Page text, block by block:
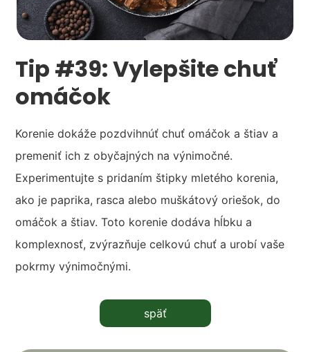
Tip #39: Vylepšite chuť
omáčok
Korenie dokáže pozdvihnúť chuť omáčok a štiav a
premeniť ich z obyčajných na výnimočné.
Experimentujte s pridaním štipky mletého korenia,
ako je paprika, rasca alebo muškátový oriešok, do
omáčok a štiav. Toto korenie dodáva hĺbku a
komplexnosť, zvýrazňuje celkovú chuť a urobí vaše
pokrmy výnimočnými.
späť